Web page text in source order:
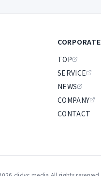
CORPORATE
TOP
SERVICE
NEWS
COMPANY
CONTACT